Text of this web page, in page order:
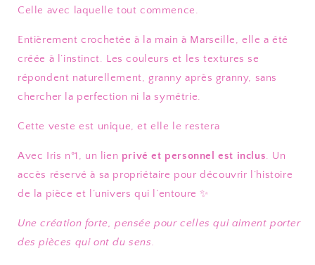
Celle avec laquelle tout commence.
Entièrement crochetée à la main à Marseille, elle a été
créée à l’instinct. Les couleurs et les textures se
répondent naturellement, granny après granny, sans
chercher la perfection ni la symétrie.
Cette veste est unique, et elle le restera
Avec Iris n°1, un lien privé et personnel est inclus. Un
accès réservé à sa propriétaire pour découvrir l’histoire
de la pièce et l’univers qui l’entoure ✨
Une création forte, pensée pour celles qui aiment porter
des pièces qui ont du sens.